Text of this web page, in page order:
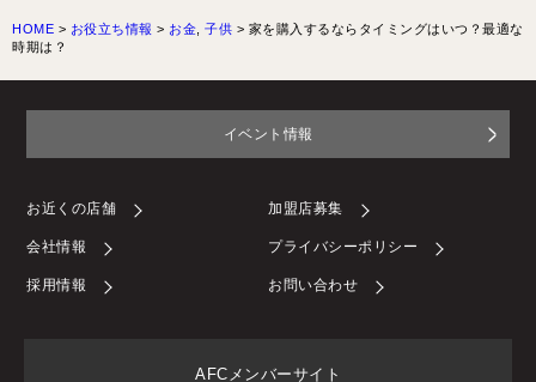
HOME > お役立ち情報 > お金 子供 > 家を購入するならタイミングはいつ？最適な
時期は？
イベント情報
お近くの店舗 加盟店募集
会社情報 プライバシーポリシー
採用情報 お問い合わせ
AFCメンバーサイト